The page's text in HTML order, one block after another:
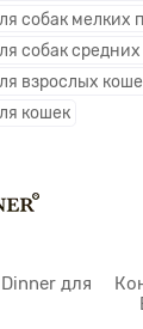
собак мелких
собак
взрослых
кошек
для